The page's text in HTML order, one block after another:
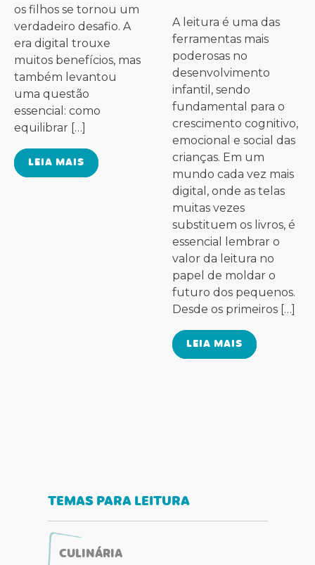
os filhos se tornou um
verdadeiro desafio. A
era digital trouxe
muitos benefícios, mas
também levantou
uma questão
essencial: como
equilibrar […]
LEIA MAIS
A leitura é uma das
ferramentas mais
poderosas no
desenvolvimento
infantil, sendo
fundamental para o
crescimento cognitivo,
emocional e social das
crianças. Em um
mundo cada vez mais
digital, onde as telas
muitas vezes
substituem os livros, é
essencial lembrar o
valor da leitura no
papel de moldar o
futuro dos pequenos.
Desde os primeiros […]
LEIA MAIS
TEMAS PARA LEITURA
CULINÁRIA